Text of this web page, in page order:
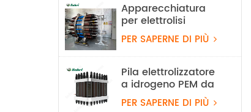
Apparecchiatura
per elettrolisi
dell'acqua alcalina
con idrogeno da 100
Nm³/h e 500 kW
PER SAPERNE DI PIÙ
Pila elettrolizzatore
a idrogeno PEM da
60Nm3/h
PER SAPERNE DI PIÙ